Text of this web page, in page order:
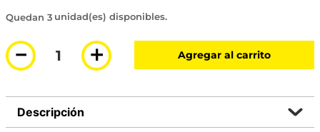
3 disponibles
＋
－ Agregar al carrito
Descripción